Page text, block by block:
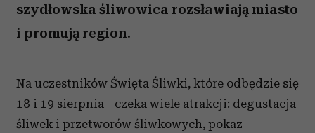
szydłowska śliwowica rozsławiają miasto
i promują region.
Na uczestników Święta Śliwki, które odbędzie się
18 i 19 sierpnia - czeka wiele atrakcji: degustacja
śliwek i przetworów śliwkowych, pokaz